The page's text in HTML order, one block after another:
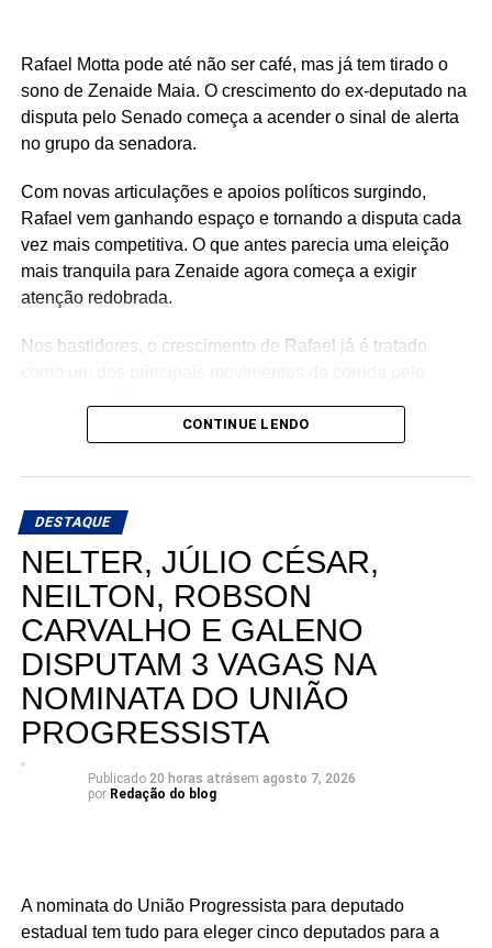
Rafael Motta pode até não ser café, mas já tem tirado o
sono de Zenaide Maia. O crescimento do ex-deputado na
disputa pelo Senado começa a acender o sinal de alerta
no grupo da senadora.
Com novas articulações e apoios políticos surgindo,
Rafael vem ganhando espaço e tornando a disputa cada
vez mais competitiva. O que antes parecia uma eleição
mais tranquila para Zenaide agora começa a exigir
atenção redobrada.
Nos bastidores, o crescimento de Rafael já é tratado
CONTINUE LENDO
DESTAQUE
NELTER, JÚLIO CÉSAR,
NEILTON, ROBSON
CARVALHO E GALENO
DISPUTAM 3 VAGAS NA
NOMINATA DO UNIÃO
PROGRESSISTA
Publicado 20 horas atrásem agosto 7, 2026
por Redação do blog
A nominata do União Progressista para deputado
estadual tem tudo para eleger cinco deputados para a